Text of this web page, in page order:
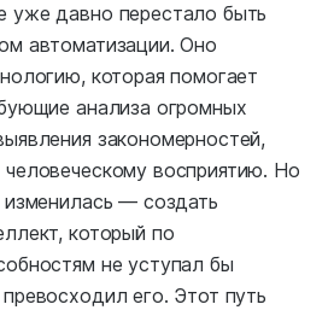
уже давно перестало быть
автоматизации. Оно
которая помогает
анализа огромных
закономерностей,
восприятию. Но
изменилась — создать
который по
не уступал бы
его. Этот путь